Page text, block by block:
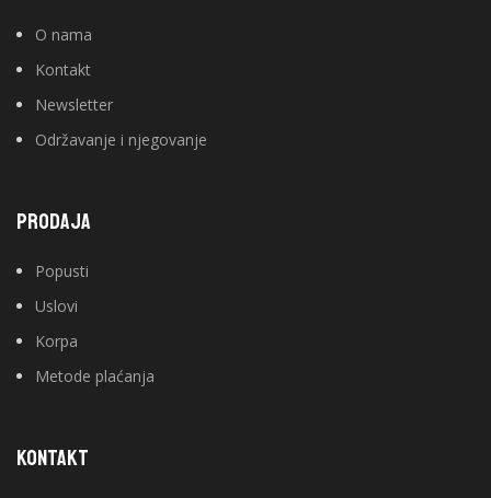
O nama
Kontakt
Newsletter
Održavanje i njegovanje
PRODAJA
Popusti
Uslovi
Korpa
Metode plaćanja
KONTAKT